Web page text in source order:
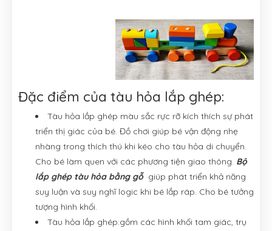
Đặc điểm của tàu hỏa lắp ghép:
Tàu hỏa lắp ghép màu sắc rực rỡ kích thích sự phát
triển thị giác của bé. Đồ chơi giúp bé vận động nhẹ
nhàng trong thích thú khi kéo cho tàu hỏa di chuyển.
Cho bé làm quen với các phương tiện giao thông. Bộ
lắp ghép tàu hỏa bằng gỗgiúp phát triển khả năng
suy luận và suy nghĩ logic khi bé lắp ráp. Cho bé tưởng
tượng hình khối.
Tàu hỏa lắp ghép:gồm các hình khối tam giác, trụ